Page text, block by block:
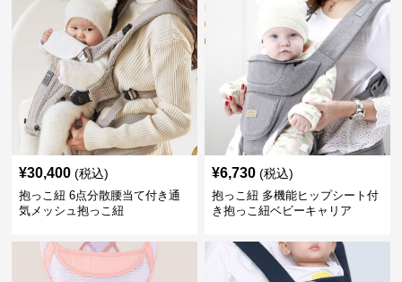
¥30,400 (税込)
抱っこ紐 6点分散腰当て付き通
気メッシュ抱っこ紐
¥6,730 (税込)
抱っこ紐 多機能ヒップシート付
き抱っこ紐ベビーキャリア